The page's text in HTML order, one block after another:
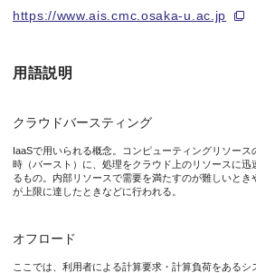
今回、スケジューラと呼ばれるジョブ
図1 クラウドバースティング拡張
研究の背景・詳細
https://www.ais.cmc.osaka-u.ac.jp
用語説明
クラウドバースティング
IaaSで用いられる概念。コンピューティングリソー
時（バースト）に、処理をクラウド上のリソースに
るもの。内部リソースで需要を満たすのが難しいと
が上限に達したときなどに行われる。
オフロード
ここでは、利用者による計算要求・計算負荷をある